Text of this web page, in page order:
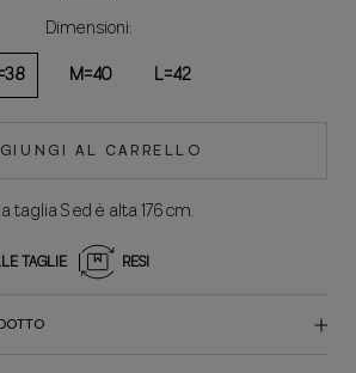
Dimensioni:
M=40 L=42
AL CARRELLO
taglia S ed è alta 176 cm.
TAGLIE RESI